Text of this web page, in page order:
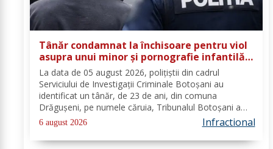
Tânăr condamnat la închisoare pentru viol
asupra unui minor și pornografie infantilă,
identificat de polițiști
La data de 05 august 2026, polițiștii din cadrul
Serviciului de Investigații Criminale Botoșani au
identificat un tânăr, de 23 de ani, din comuna
Drăgușeni, pe numele căruia, Tribunalul Botoșani a
emis un mandat de executare a pedepsei cu
închisoarea. Tânărul a fost condamnat la 4 ani și 5 luni
de...
6 august 2026 Infractional